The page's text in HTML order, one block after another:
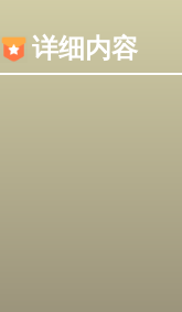
详细内容